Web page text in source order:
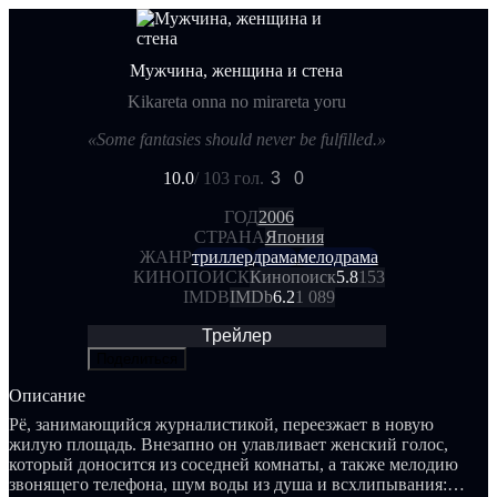
Мужчина, женщина и стена
Kikareta onna no mirareta yoru
«Some fantasies should never be fulfilled.»
10.0/ 103 гол. 3 0
ГОД2006
СТРАНАЯпония
ЖАНРтриллердрамамелодрама
КИНОПОИСККинопоиск5.8153
IMDBIMDb6.21 089
Трейлер
Описание
Рё, занимающийся журналистикой, переезжает в новую
жилую площадь. Внезапно он улавливает женский голос,
который доносится из соседней комнаты, а также мелодию
звонящего телефона, шум воды из душа и всхлипывания: